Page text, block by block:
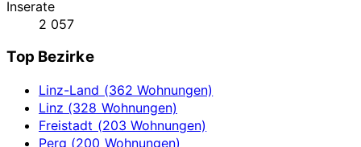
Inserate
2 057
Top Bezirke
Linz-Land (362 Wohnungen)
Linz (328 Wohnungen)
Freistadt (203 Wohnungen)
Perg (200 Wohnungen)